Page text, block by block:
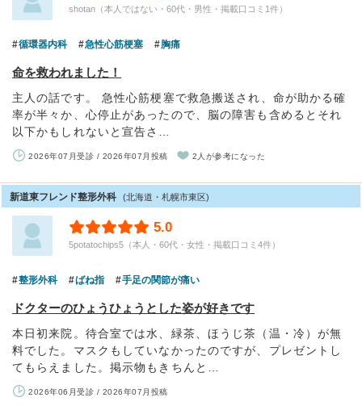
shotan（本人ではない・60代・男性・掲載口コミ1件）
循環器内科 急性心筋梗塞 胸痛
命を救われました！
主人の話です。 急性心筋梗塞で救急搬送され、命が助かる確
率が半々か、心停止があったので、脳の障害も含めるとそれ
以下かもしれないと宣告さ…
2026年07月受診 / 2026年07月投稿 2人が参考になった
新道東フレンド整形外科 (北海道・札幌市東区)
5.0
5potatochips5（本人・60代・女性・掲載口コミ4件）
整形外科 ばね指 手足の関節が痛い
ドクターのひょうひょうとした姿が好きです
本日初来院。待合室では水、緑茶、ほうじ茶（温・冷）が無
料でした。マスクもしていなかったのですが、プレゼントし
てもらえました。掲示物もきちんと…
2026年06月受診 / 2026年07月投稿